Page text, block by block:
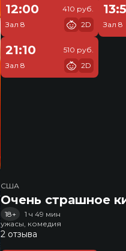
12:00
Зал 8
410 руб.
2D
Зал 8
21:10
Зал 8
510 руб.
2D
США
Очень страшное
18+
1 ч 49 мин
ужасы, комедия
2 отзыва